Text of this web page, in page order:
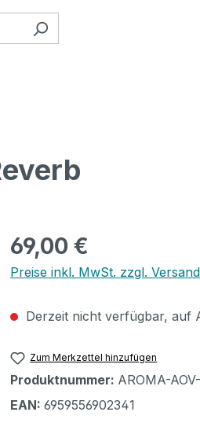
Regulärer Preis:
69,00 €
Preise inkl. MwSt. zzgl.
Derzeit nicht verfügbar, auf
Zum Merkzettel hinzufügen
Produktnummer: AROMA-
EAN: 6959556902341